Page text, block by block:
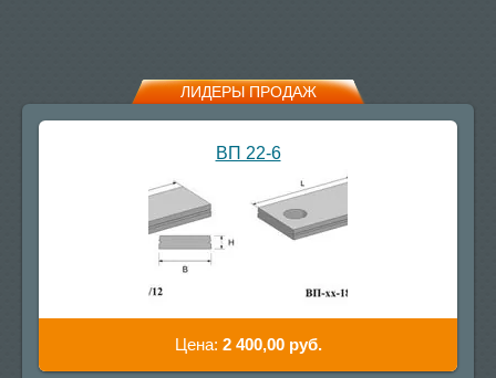
ЛИДЕРЫ ПРОДАЖ
ВП 22-6
Цена: 2 400,00 руб.